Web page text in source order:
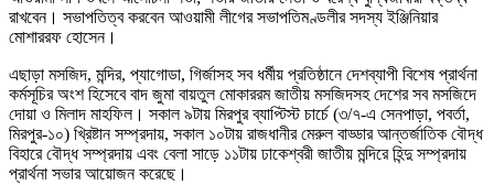
রাখবেন। সভাপতিত্ব করবেন আওয়ামী লীগের সভাপতিমণ্ডলীর সদস্য ইঞ্জিনিয়ার
মোশাররফ হোসেন।
এছাড়া মসজিদ, মন্দির, প্যাগোডা, গির্জাসহ সব ধর্মীয় প্রতিষ্ঠানে দেশব্যাপী বিশেষ প্রার্থনা
কর্মসূচির অংশ হিসেবে বাদ জুমা বায়তুল মোকাররম জাতীয় মসজিদসহ দেশের সব মসজিদে
দোয়া ও মিলাদ মাহফিল। সকাল ৯টায় মিরপুর ব্যাপ্টিস্ট চার্চে (৩/৭-এ সেনপাড়া, পবর্তা,
মিরপুর-১০) খ্রিষ্টান সম্প্রদায়, সকাল ১০টায় রাজধানীর মেরুল বাড্ডার আন্তর্জাতিক বৌদ্ধ
বিহারে বৌদ্ধ সম্প্রদায় এবং বেলা সাড়ে ১১টায় ঢাকেশ্বরী জাতীয় মন্দিরে হিন্দু সম্প্রদায়
প্রার্থনা সভার আয়োজন করেছে।